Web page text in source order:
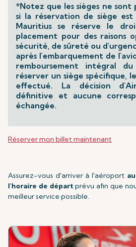
*Notez que les sièges ne sont
si la réservation de siège
Mauritius se réserve le
placement pour des raisons
sécurité, de sûreté ou
après l'embarquement de
remboursement intégral
réserver un siège spécifique,
effectué. La décision
définitive et aucune
échangée.
Réserver mon billet maintenant
Assurez-vous d'arriver à l'aéroport
l'horaire de départprévu afin que
meilleur service possible.